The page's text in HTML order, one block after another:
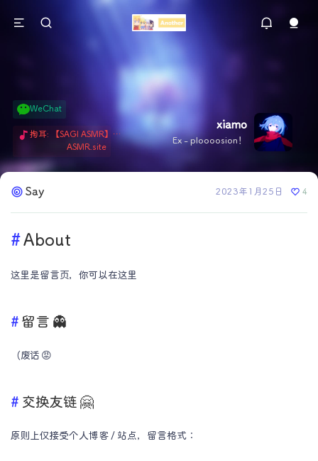
xiamo
Ex - ploooosion！
WeChat
掏耳: 【SAGI ASMR】今天就由阿米娅给博士掏耳吧「耳勺x鹅毛棒x吹气」 Hi-Res无损助眠 + 单刷: ASMR 精选4.0｜ 陪伴天花板 ✦扶扶の温柔哄睡 ✦ 顶级道具和语气词的交融 ✦ 扶桑大红花、
ASMR.site
Say 2023年1月25日 4
About
这里是留言页，你可以在这里
留言 👻
（废话 😡
交换友链 🤗
原则上仅接受个人博客 / 站点，留言格式：